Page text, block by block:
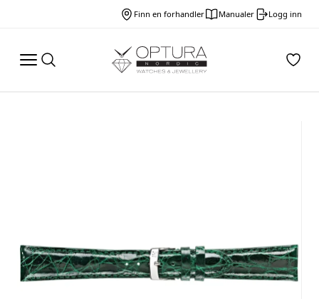
Finn en forhandler Manualer Logg inn